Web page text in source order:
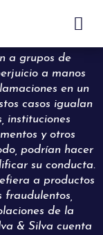

a grupos de
a manos
en un
casos igualan
instituciones
y otros
podrían hacer
su conducta.
a productos
fraudulentos,
de la
& Silva cuenta